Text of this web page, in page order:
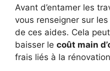
Avant d’entamer les
vous renseigner sur
de ces aides. Cela
baisser le coût main
frais liés à la